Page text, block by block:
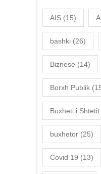
AIS (15)
bashki (26)
Biznese (14)
Borxh Publik
Buxheti i Shtetit
buxhetor (25)
Covid 19 (13)